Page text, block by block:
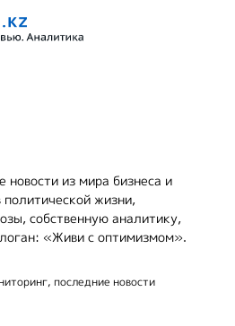
новости из мира бизнеса и
жизни,
собственную аналитику,
«Живи с оптимизмом».
последние новости